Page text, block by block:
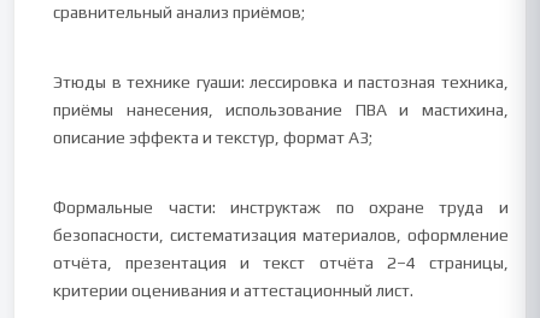
сравнительный анализ приёмов;
Этюды в технике гуаши: лессировка и пастозная техника,
приёмы нанесения, использование ПВА и мастихина,
описание эффекта и текстур, формат A3;
Формальные части: инструктаж по охране труда и
безопасности, систематизация материалов, оформление
отчёта, презентация и текст отчёта 2–4 страницы,
критерии оценивания и аттестационный лист.